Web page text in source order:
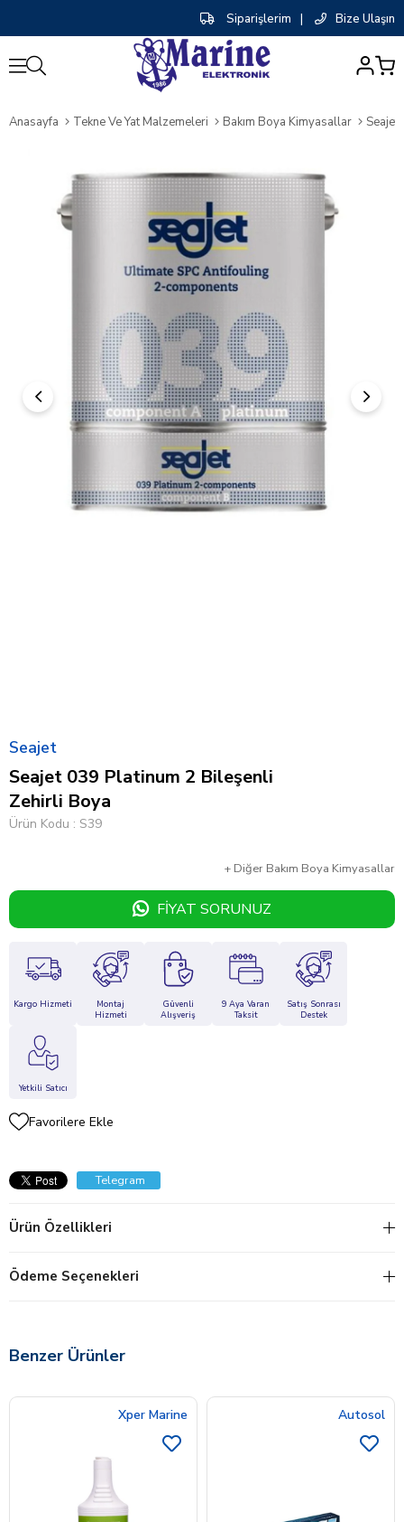
Siparişlerim | Bize Ulaşın
Anasayfa Tekne Ve Yat Malzemeleri Bakım Boya Kimyasallar Seajet
Seajet
Seajet 039 Platinum 2 Bileşenli
Zehirli Boya
Ürün Kodu S39
+ Diğer Bakım Boya Kimyasallar
FIYAT SORUNUZ
Kargo Hizmeti
Montaj
Hizmeti
Güvenli
Alışveriş
9 Aya Varan
Taksit
Satış Sonrası
Destek
Yetkili Satıcı
Favorilere Ekle
Telegram
Ürün Özellikleri
Ödeme Seçenekleri
Benzer Ürünler
Xper Marine Autosol